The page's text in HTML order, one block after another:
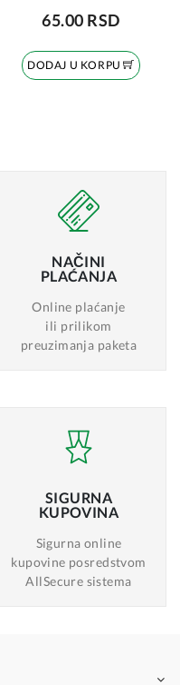
65.00 RSD
DODAJ U KORPU
NAČINI
PLAĆANJA
Online plaćanje
ili prilikom
preuzimanja paketa
SIGURNA
KUPOVINA
Sigurna online
kupovine posredstvom
AllSecure sistema